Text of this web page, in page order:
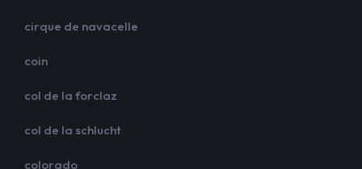
cirque de navacelle
coin
col de la forclaz
col de la schlucht
colorado